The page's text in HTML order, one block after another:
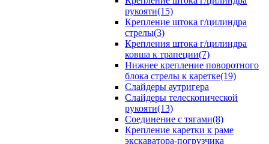
рукояти(15)
Крепление штока г/цилиндра
стрелы(3)
Крепления штока г/цилиндра
ковша к трапеции(7)
Нижнее крепление поворотного
блока стрелы к каретке(19)
Слайдеры аутригера
Слайдеры телескопической
рукояти(13)
Соединение с тягами(8)
Крепление каретки к раме
экскаватора-погрузчика